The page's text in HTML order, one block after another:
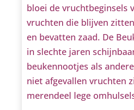
bloei de vruchtbeginsels
vruchten die blijven
en bevatten zaad. De
in slechte jaren
beukennootjes als
niet afgevallen vruchten
merendeel lege